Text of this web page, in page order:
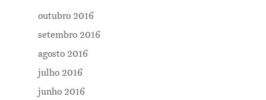
outubro 2016
setembro 2016
agosto 2016
julho 2016
junho 2016